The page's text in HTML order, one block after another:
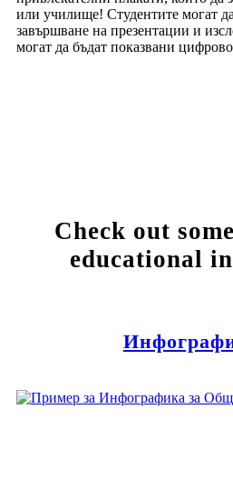
или училище! Студентите могат
завършване на презентации и
могат да бъдат показвани
Check out
educational